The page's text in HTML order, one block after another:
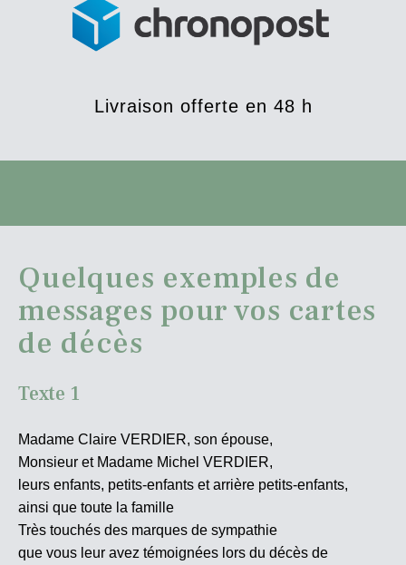
Livraison offerte en 48 h
Quelques exemples de
messages pour vos cartes
de décès
Texte 1
Madame Claire VERDIER, son épouse,
Monsieur et Madame Michel VERDIER,
leurs enfants, petits-enfants et arrière petits-enfants,
ainsi que toute la famille
Très touchés des marques de sympathie
que vous leur avez témoignées lors du décès de